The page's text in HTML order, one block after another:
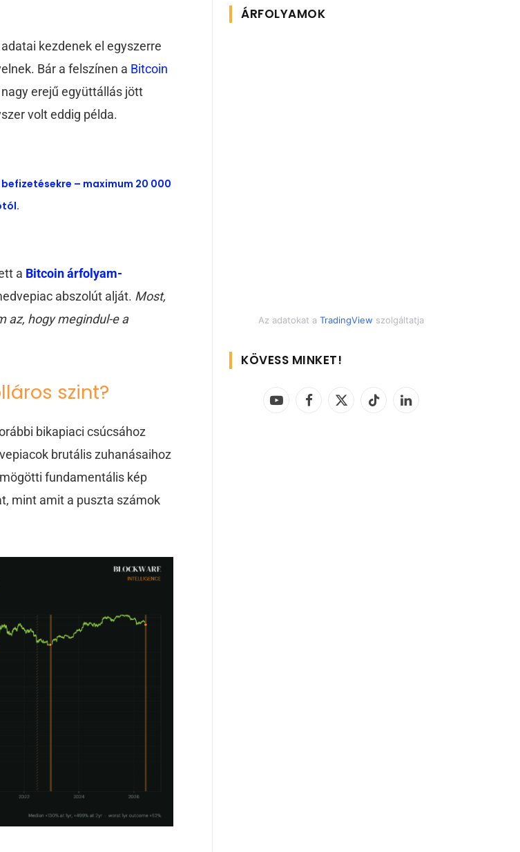
kezdenek el egyszerre
Bár a felszínen a Bitcoin
erejű együttállás jött
volt eddig példa.
– maximum 20 000
a Bitcoin árfolyam-
abszolút alját. Most,
az, hogy megindul-e a
szint?
bikapiaci csúcsához
brutális zuhanásaihoz
fundamentális kép
mint amit a puszta számok
ÁRFOLYAMOK
Az adatokat a TradingView szolgáltatja
KÖVESS MINKET!
YouTubeFacebook
X
TikTok LinkedIn